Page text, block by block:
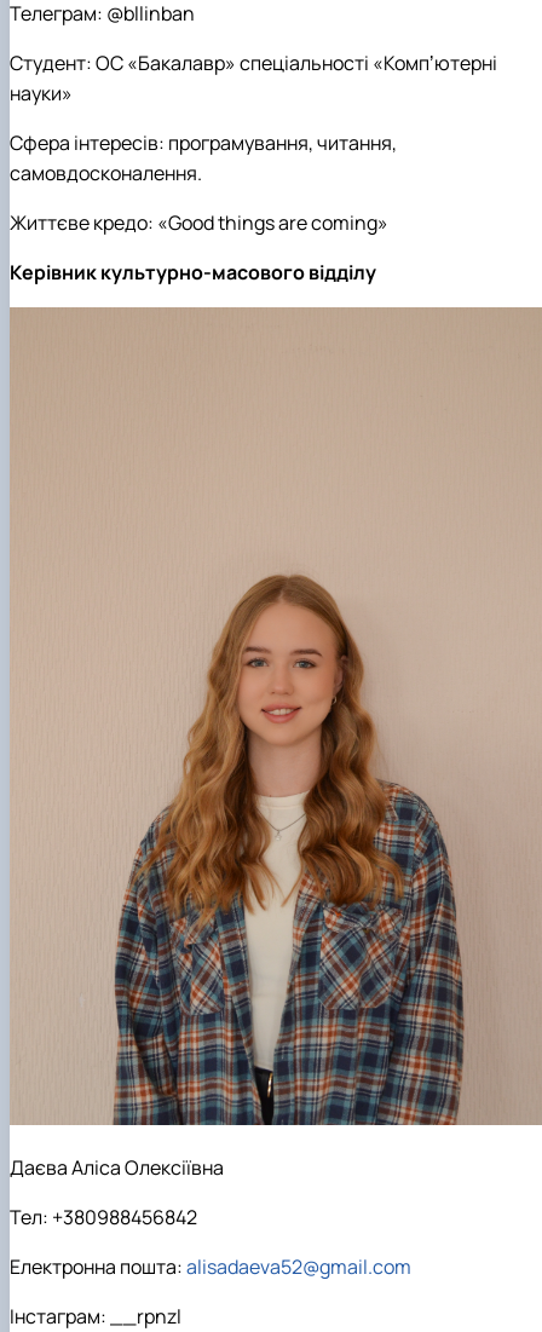
Телеграм: @bllinban
Студент: ОС «Бакалавр» спеціальності «Компʼютерні
науки»
Сфера інтересів: програмування, читання,
самовдосконалення.
Життєве кредо: «Good things are coming»
Керівник культурно-масового відділу
Даєва Аліса Олексіївна
Тел: +380988456842
Електронна пошта:alisadaeva52@gmail.com
Інстаграм: __rpnzl